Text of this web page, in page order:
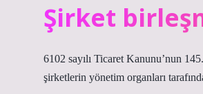
Şirket
6102 sayılı Ticaret Kanunu’nun
şirketlerin yönetim organları